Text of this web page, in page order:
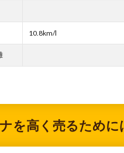
10.8km/l
を高く売るために